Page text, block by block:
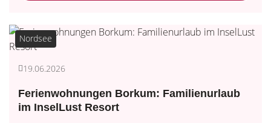
Nordsee
19.06.2026
Ferienwohnungen Borkum: Familienurlaub
im InselLust Resort